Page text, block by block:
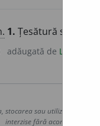
1. Țesătură subțire
adăugată de
stocarea sau utilizarea
interzise fără acordul nostru